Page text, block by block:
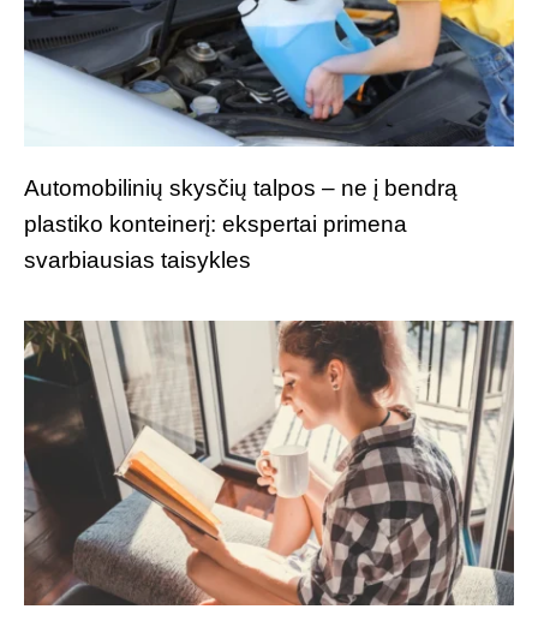
Automobilinių skysčių talpos – ne į bendrą
plastiko konteinerį: ekspertai primena
svarbiausias taisykles